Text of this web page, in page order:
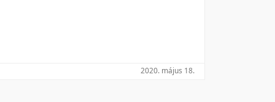
2020. május 18.